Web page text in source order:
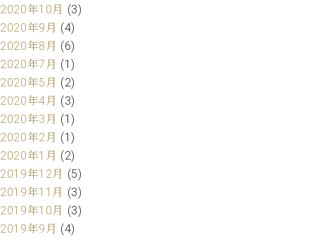
2020年10月 (3)
2020年9月 (4)
2020年8月 (6)
2020年7月 (1)
2020年5月 (2)
2020年4月 (3)
2020年3月 (1)
2020年2月 (1)
2020年1月 (2)
2019年12月 (5)
2019年11月 (3)
2019年10月 (3)
2019年9月 (4)